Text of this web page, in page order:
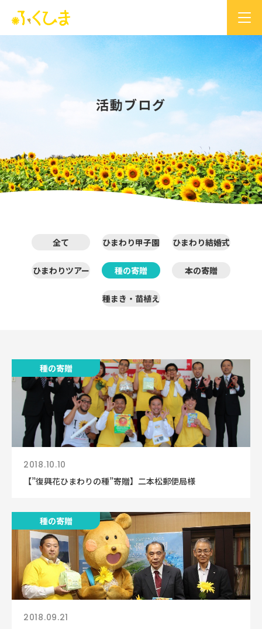
活動ブログ
全て ひまわり甲子園 ひまわり結婚式
ひまわりツアー 種の寄贈 本の寄贈
種まき・苗植え
種の寄贈
2018.10.10
【”復興花ひまわりの種”寄贈】二本松郵便局様
種の寄贈
2018.09.21